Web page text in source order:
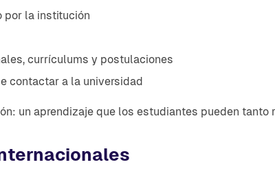
por la institución
currículums y postulaciones
contactar a la universidad
un aprendizaje que los estudiantes pueden tanto